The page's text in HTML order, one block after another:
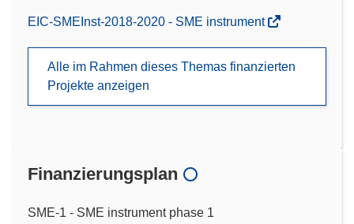
EIC-SMEInst-2018-2020 - SME instrument
Alle im Rahmen dieses Themas finanzierten
Projekte anzeigen
Finanzierungsplan
SME-1 - SME instrument phase 1